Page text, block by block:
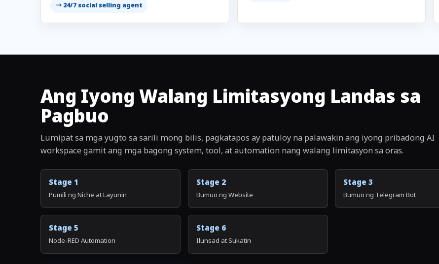
→ 24/7 social selling agent
Ang Iyong Walang Limitasyong Landas sa
Pagbuo
Lumipat sa mga yugto sa sarili mong bilis, pagkatapos ay patuloy na palawakin ang iyong pribadong AI
workspace gamit ang mga bagong system, tool, at automation nang walang limitasyon sa oras.
Stage 1
Pumili ng Niche at Layunin
Stage 2
Bumuo ng Website
Stage 3
Bumuo ng Telegram Bot
Stage 5
Node-RED Automation
Stage 6
Ilunsad at Sukatin